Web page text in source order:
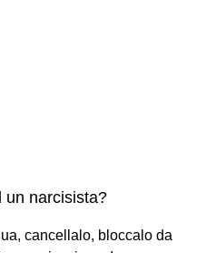
un narcisista?
cancellalo, bloccalo da